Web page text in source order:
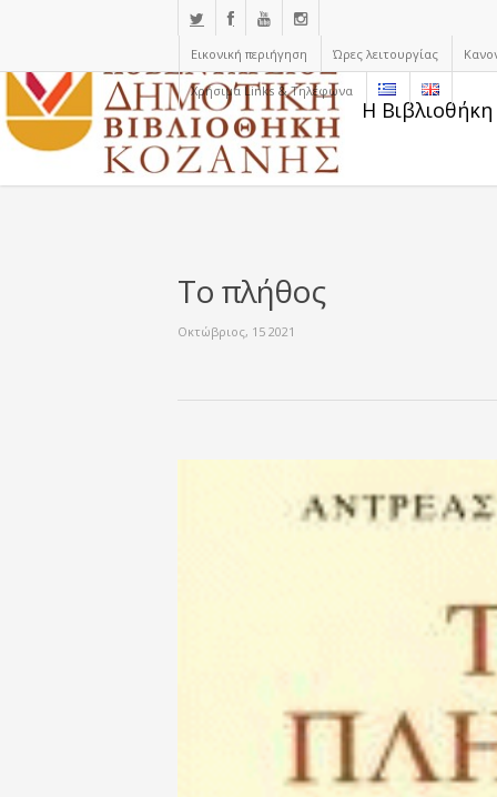
Εικονική περιήγηση Ώρες λειτουργίας
Χρήσιμα Links & Τηλέφωνα
Η
Το πλήθος
Οκτώβριος, 15 2021